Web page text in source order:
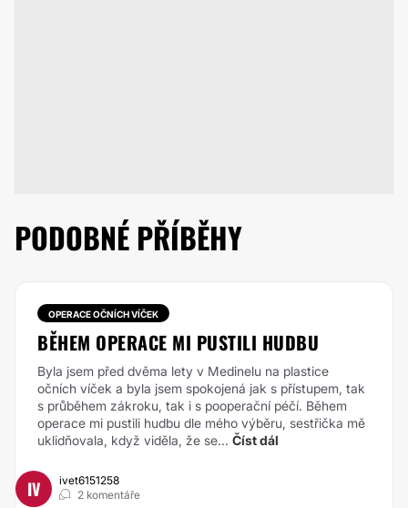
PODOBNÉ PŘÍBĚHY
OPERACE OČNÍCH VÍČEK
BĚHEM OPERACE MI PUSTILI HUDBU
Byla jsem před dvěma lety v Medinelu na plastice
očních víček a byla jsem spokojená jak s přístupem, tak
s průběhem zákroku, tak i s pooperační péčí. Během
operace mi pustili hudbu dle mého výběru, sestřička mě
uklidňovala, když viděla, že se... Číst dál
IV
ivet6151258
2 komentáře